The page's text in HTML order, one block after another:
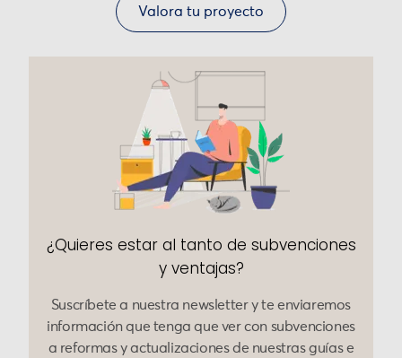
Valora tu proyecto
¿Quieres estar al tanto de subvenciones
y ventajas?
Suscríbete a nuestra newsletter y te enviaremos
información que tenga que ver con subvenciones
a reformas y actualizaciones de nuestras guías e